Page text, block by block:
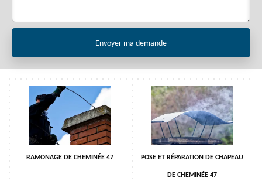
RAMONAGE DE CHEMINÉE 47 POSE ET RÉPARATION DE CHAPEAU
DE CHEMINÉE 47